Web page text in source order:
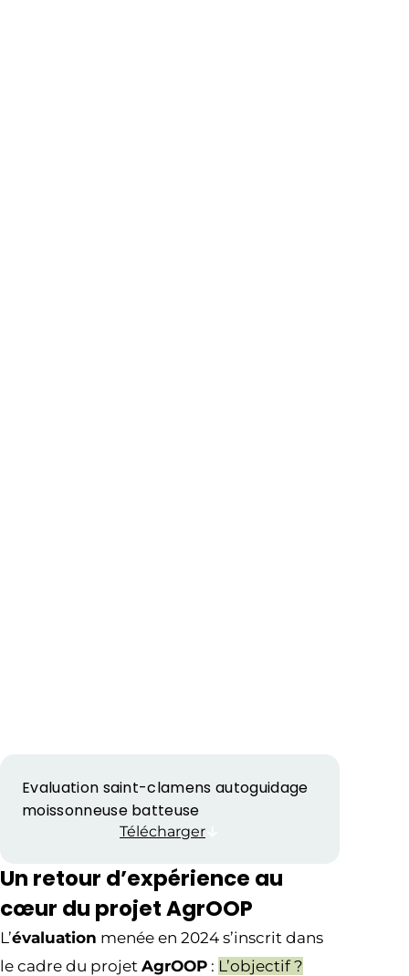
Evaluation saint-clamens autoguidage
moissonneuse batteuse
Télécharger
Un retour d’expérience au
cœur du projet AgrOOP
L’évaluation menée en 2024 s’inscrit dans
le cadre du projet AgrOOP : L’objectif ?